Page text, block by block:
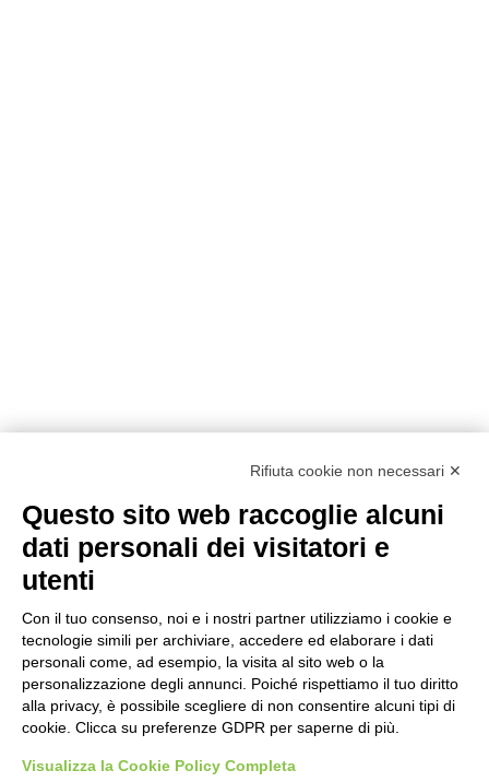
Prodotti
InterniSmalti per Interni/EsterniEsterni
Dichiarazioni CamChi siamoAcademySostenibilità
Rifiuta cookie non necessari ✕
Questo sito web raccoglie alcuni
dati personali dei visitatori e
utenti
Con il tuo consenso, noi e i nostri partner utilizziamo i cookie e
tecnologie simili per archiviare, accedere ed elaborare i dati
personali come, ad esempio, la visita al sito web o la
personalizzazione degli annunci. Poiché rispettiamo il tuo diritto
alla privacy, è possibile scegliere di non consentire alcuni tipi di
cookie. Clicca su preferenze GDPR per saperne di più.
Visualizza la Cookie Policy Completa